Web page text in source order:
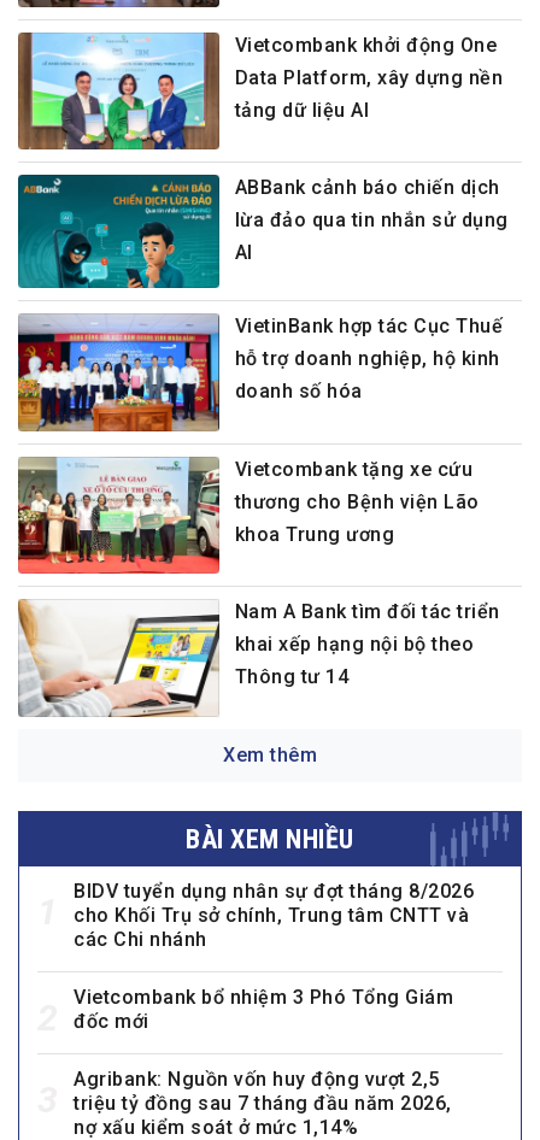
Vietcombank khởi động One
Data Platform, xây dựng nền
tảng dữ liệu AI
ABBank cảnh báo chiến dịch
lừa đảo qua tin nhắn sử dụng
AI
VietinBank hợp tác Cục Thuế
hỗ trợ doanh nghiệp, hộ kinh
doanh số hóa
Vietcombank tặng xe cứu
thương cho Bệnh viện Lão
khoa Trung ương
Nam A Bank tìm đối tác triển
khai xếp hạng nội bộ theo
Thông tư 14
Xem thêm
BÀI XEM NHIỀU
BIDV tuyển dụng nhân sự đợt tháng 8/2026
cho Khối Trụ sở chính, Trung tâm CNTT và
các Chi nhánh
Vietcombank bổ nhiệm 3 Phó Tổng Giám
đốc mới
Agribank: Nguồn vốn huy động vượt 2,5
triệu tỷ đồng sau 7 tháng đầu năm 2026,
nợ xấu kiểm soát ở mức 1,14%